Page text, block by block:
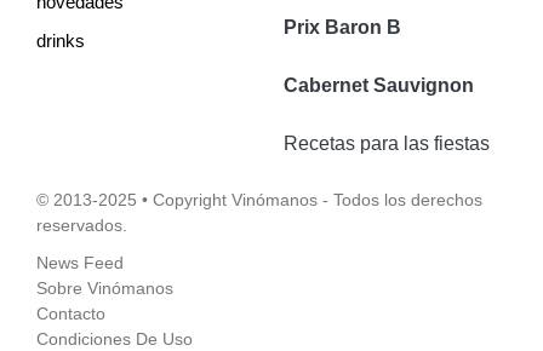
drinks
Prix Baron B
Cabernet Sauvignon
Recetas para las fiestas
© 2013-2025 • Copyright Vinómanos - Todos los derechos
reservados.
News Feed
Sobre Vinómanos
Contacto
Condiciones De Uso